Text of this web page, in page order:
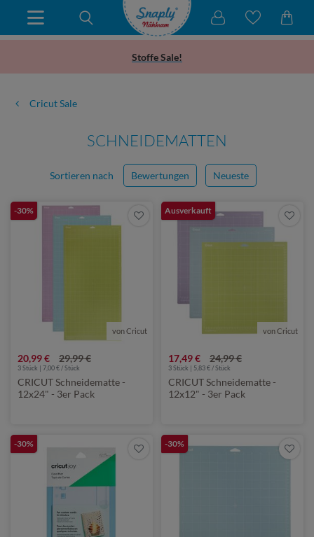
Stoffe Sale!
Cricut Sale
SCHNEIDEMATTEN
Sortieren nach Bewertungen Neueste
-30%
von Cricut
20,99 € 29,99 €
3 Stück | 7,00 € / Stück
CRICUT Schneidematte -
12x24" - 3er Pack
Ausverkauft
von Cricut
17,49 € 24,99 €
3 Stück | 5,83 € / Stück
CRICUT Schneidematte -
12x12" - 3er Pack
-30% -30%